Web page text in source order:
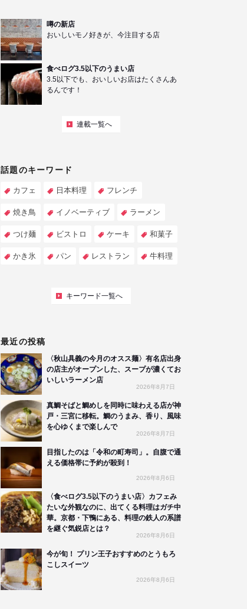
噂の新店
おいしいモノ好きが、今注目する店
食べログ3.5以下のうまい店
3.5以下でも、おいしいお店はたくさんあ
るんです！
連載一覧へ
話題のキーワード
カフェ 日本料理 フレンチ
焼き鳥 イノベーティブ ラーメン
つけ麺 ビストロ ケーキ 和菓子
かき氷 パン レストラン 牛料理
キーワード一覧へ
最近の投稿
〈秋山具義の今月のオスス麺〉有名店出身
の店主がオープンした、スープが濃くてお
いしいラーメン店
2026年8月7日
真鯛そばと鯛めしを同時に味わえる店が神
戸・三宮に移転。鯛のうまみ、香り、風味
を心ゆくまで楽しんで
2026年8月7日
目指したのは「令和の町寿司」。自腹で通
える価格帯に予約が殺到！
2026年8月6日
〈食べログ3.5以下のうまい店〉カフェみ
たいな外観なのに、出てくる料理はガチ中
華。京都・下鴨にある、料理の鉄人の系譜
を継ぐ気鋭店とは？
2026年8月6日
今が旬！ プリン王子おすすめのとうもろ
こしスイーツ
2026年8月6日